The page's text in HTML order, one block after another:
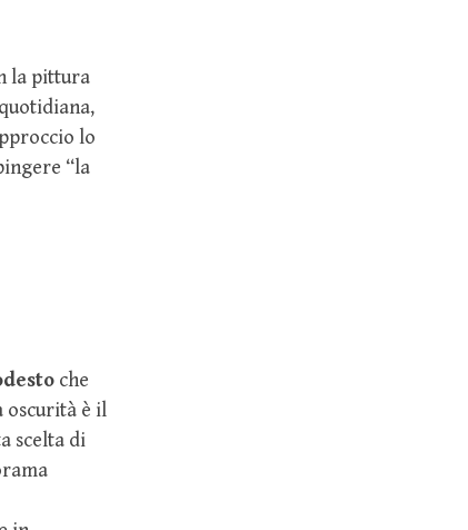
la pittura
lo
“la
che
oscurità è il
scelta di